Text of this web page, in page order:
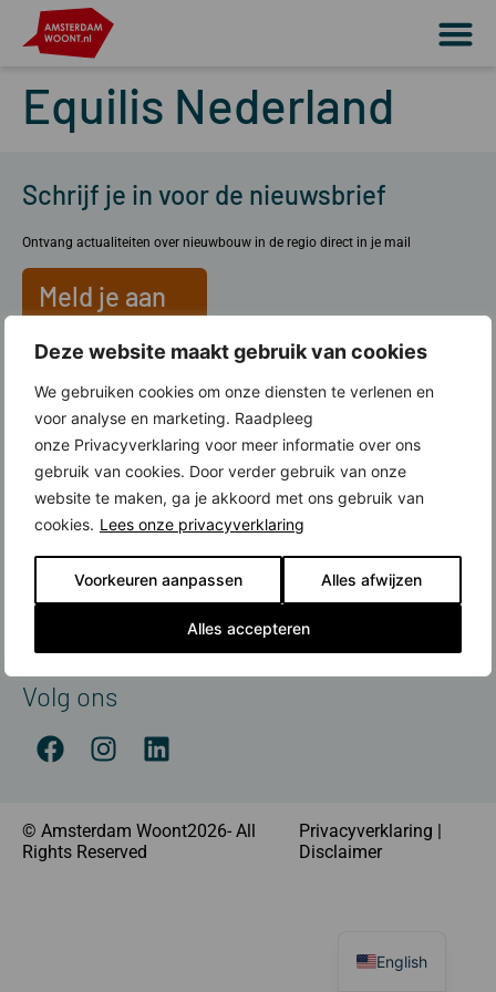
Deze website maakt gebruik van cookies
We gebruiken cookies om onze diensten te verlenen en
voor analyse en marketing. Raadpleeg
onze Privacyverklaring voor meer informatie over ons
gebruik van cookies. Door verder gebruik van onze
website te maken, ga je akkoord met ons gebruik van
cookies. Lees onze privacyverklaring
Voorkeuren aanpassen Alles afwijzen
Alles accepteren
Equilis Nederland
Schrijf je in voor de nieuwsbrief
Ontvang actualiteiten over nieuwbouw in de regio direct in je mail
Meld je aan
Over ons
Wat doen wij?
Werkgebied Amsterdam Woont
Lid worden
Contact
Meer over nieuwbouw
Amsterdamse Nieuwbouwprijs
Volg ons
© Amsterdam Woont2026- All
Rights Reserved
Privacyverklaring
Disclaimer
English